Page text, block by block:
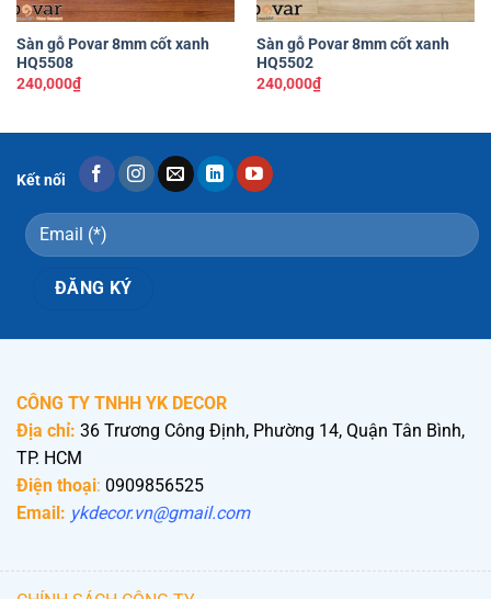
Sàn gỗ Povar 8mm cốt xanh
HQ5508
240,000₫
Sàn gỗ Povar 8mm cốt xanh
HQ5502
240,000₫
Kết nối
CÔNG TY TNHH YK DECOR
Địa chỉ: 36 Trương Công Định, Phường 14, Quận Tân Bình,
TP. HCM
Điện thoại: 0909856525
Email: ykdecor.vn@gmail.com